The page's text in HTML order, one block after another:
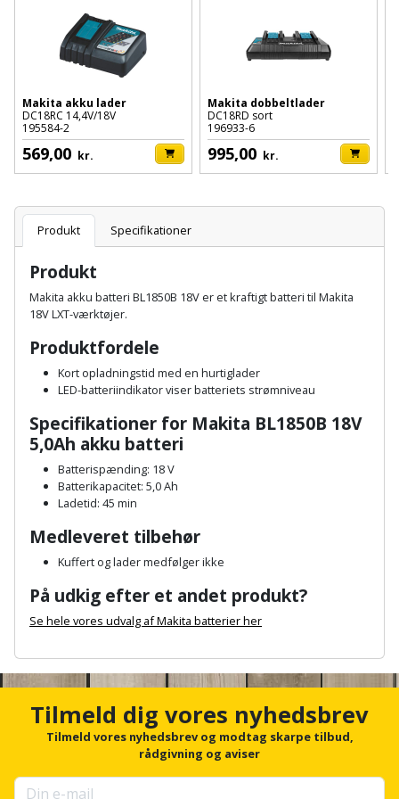
Fugtsikring
Garageport
Gelænder
Gips
Hardieplank
brædder
Hemsestige
Isolering
Komposit
terrassebrædder
Lecablokke
fundablokke
Lofter
Lofttrapper
Murbinder
Murpap
murfolie
Fugepistol
skumpistol
Gevindskærer
Gipsværktøj
Glasløfter
Glasskærer
Hæftepistol
og
hammer
Høvl
Kiler
Kloakrenser
Kniv
og
hobbykniv
Koben
Kridtsnor
Lærlingesæt
Landmålerstok
Betonsliber
Bindemaskine
Bits
Bor
Bordrundsav
Bore-
og
skruemaskine
Borehammer
Boremaskinetilbehør
Detektor
Diamantskæremaskine
Diamantslibertilbehør
Dykkerpistol
Dyksav
Excenterslibertilbehør
Fedtsprøjte
Motorenhed
Motorsav
og
kædesav
Motorsav
kædesav
tilbehør
Pælebor
Plæneklipper
tilbehør
Robotplæneklipper
Robotplæneklipper
tilbehør
Vandpumpe
mosfjerner
Vinduesvasker
Brænde
Brændeovn
Brandslukker
Brugskunst
Damprengøring
Dørmåtte
Dørrist
Elartikler
Flagstænger
hus
have
Fuglefoderhus
Garderobe
opbevaring
Gavekort
Grill
afrensning
Spartelmasse
til
væg
Tape
fittings
Stålvask
Ventilation
og
Gaveideer
Makita akku lader
DC18RC 14,4V/18V
195584-2
569,00 kr.
Makita dobbeltlader
DC18RD sort
196933-6
995,00 kr.
Produkt Specifikationer
Produkt
Makita akku batteri BL1850B 18V er et kraftigt batteri til Makita
18V LXT-værktøjer.
Produktfordele
Kort opladningstid med en hurtiglader
LED-batteriindikator viser batteriets strømniveau
Specifikationer for Makita BL1850B 18V
5,0Ah akku batteri
Batterispænding: 18 V
Batterikapacitet: 5,0 Ah
Ladetid: 45 min
Medleveret tilbehør
Kuffert og lader medfølger ikke
På udkig efter et andet produkt?
Se hele vores udvalg af Makita batterier her
c
r
Tilmeld dig vores nyhedsbrev
Tilmeld vores nyhedsbrev og modtag skarpe tilbud,
rådgivning og aviser